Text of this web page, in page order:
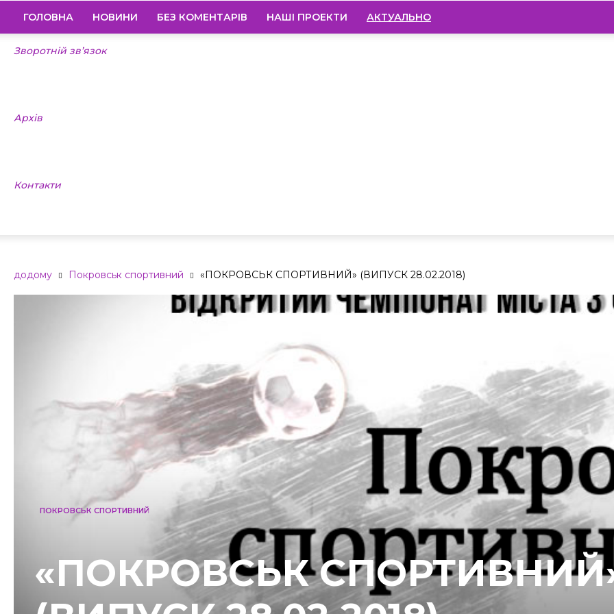
ГОЛОВНА НОВИНИ БЕЗ КОМЕНТАРІВ НАШІ ПРОЕКТИ АКТУАЛЬНО
Зворотній зв’язок
Архів
Контакти
додому Покровськ спортивний «ПОКРОВСЬК СПОРТИВНИЙ» (ВИПУСК 28.02.2018)
ПОКРОВСЬК СПОРТИВНИЙ
«ПОКРОВСЬК